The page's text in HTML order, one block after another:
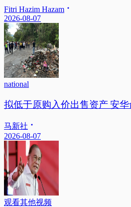
Fitri Hazim Hazam
2026-08-07
national
拟低于原购入价出售资产 安
马新社
2026-08-07
观看其他视频